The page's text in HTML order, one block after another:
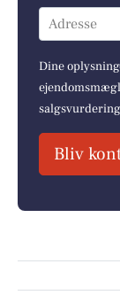
Adresse
Dine
Bliv